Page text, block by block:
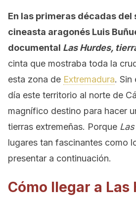
En las primeras décadas del
cineasta aragonés Luis
documental Las Hurdes,
cinta que mostraba toda la
esta zona de Extremadura. Sin
día este territorio al norte de
magnífico destino para hacer
tierras extremeñas. Porque
lugares tan fascinantes como
presentar a continuación.
Cómo llegar a Las